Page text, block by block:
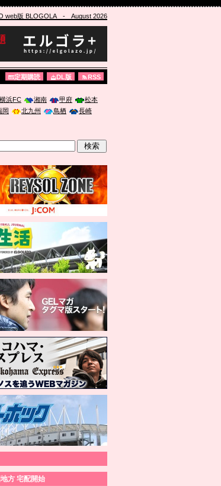
web版 BLOGOLA- August 2026
定期購読 DL版 RSS
横浜FC 湘南 甲府
松本
岡 北九州 鳥栖
長崎
方 宅配開始